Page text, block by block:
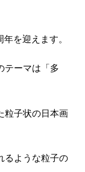
を迎えます。
テーマは「多
粒子状の日本画
るような粒子の